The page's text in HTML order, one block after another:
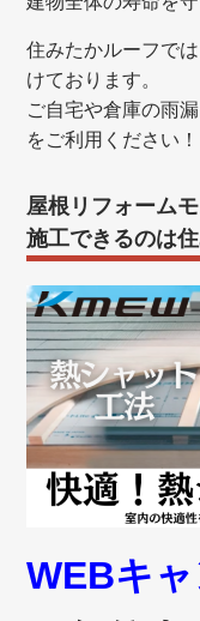
住みたかルーフで
けております。
ご自宅や倉庫の雨
をご利用ください！
屋根リフォーム
施工できるのは
WEBキ